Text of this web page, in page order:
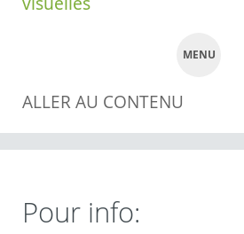
MENU
ALLER AU CONTENU
Pour info: